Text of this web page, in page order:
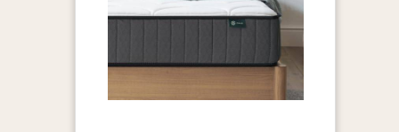
permettant de dormir sans perturbation et plus
profondément. [Sommeil frais et confortable] La
housse du matelas à mousse mémoire 140x190 cm
est fabriquée en tissu tricoté haute qualité, offrant
un confort supérieur et une grande durabilité. Les
tissus tricotés possèdent une excellente
une circulation de l’air renforcée pour des nuits